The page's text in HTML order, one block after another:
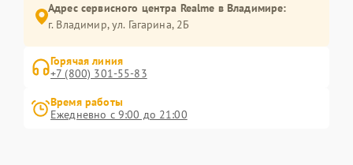
Адрес сервисного центра Realme в Владимире:
г. Владимир, ул. Гагарина, 2Б
Горячая линия
+7 (800) 301-55-83
Время работы
Ежедневно с 9:00 до 21:00